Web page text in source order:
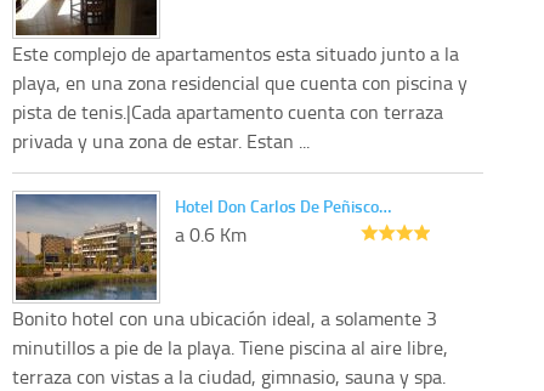
Este complejo de apartamentos esta situado junto a la
playa, en una zona residencial que cuenta con piscina y
pista de tenis.|Cada apartamento cuenta con terraza
privada y una zona de estar. Estan ...
Hotel Don Carlos De Peñisco…
a 0.6 Km
Bonito hotel con una ubicación ideal, a solamente 3
minutillos a pie de la playa. Tiene piscina al aire libre,
terraza con vistas a la ciudad, gimnasio, sauna y spa.